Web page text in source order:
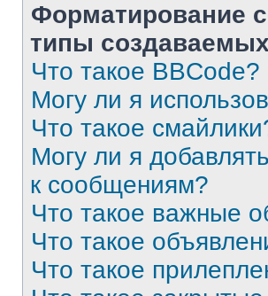
Форматирование
типы
Что такое BBCode?
Могу ли я
Что такое
Могу ли я
к сообщениям?
Что такое важные
Что такое
Что такое